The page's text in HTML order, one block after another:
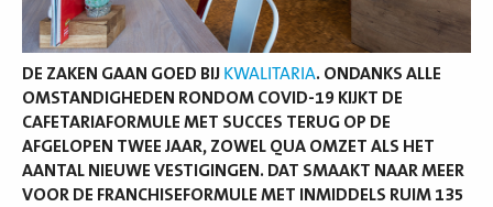
DE ZAKEN GAAN GOED BIJ KWALITARIA. ONDANKS ALLE
OMSTANDIGHEDEN RONDOM COVID-19 KIJKT DE
CAFETARIAFORMULE MET SUCCES TERUG OP DE
AFGELOPEN TWEE JAAR, ZOWEL QUA OMZET ALS HET
AANTAL NIEUWE VESTIGINGEN. DAT SMAAKT NAAR MEER
VOOR DE FRANCHISEFORMULE MET INMIDDELS RUIM 135